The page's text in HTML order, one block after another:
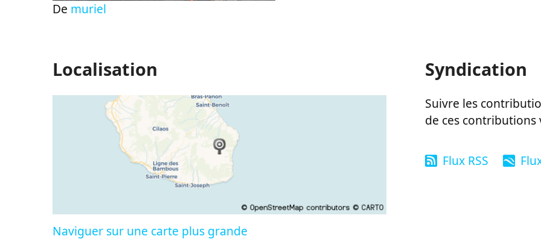
De muriel
Localisation
Naviguer sur une carte plus grande
Syndication
Suivre les
de ces
Flux RSS